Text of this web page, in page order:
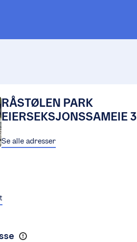
RÅSTØLEN PARK
EIERSEKSJONSSAMEIE 3
Se alle adresser